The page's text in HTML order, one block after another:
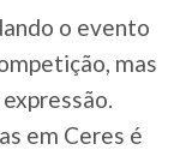
o evento
mas
em Ceres é